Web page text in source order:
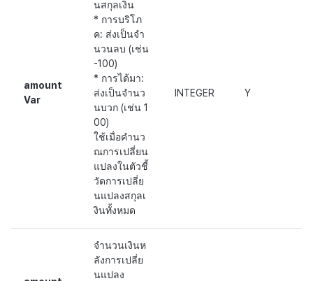
amount
Var
นสกุลเงิน
* การบริโภ
ค: ส่งเป็นจำ
นวนลบ (เช่น
-100)
* การได้มา:
ส่งเป็นจำนว
นบวก (เช่น 1
00)
ใช้เมื่อคำนว
ณการเปลี่ยน
แปลงในตัวชี้
วัดการเปลี่ย
นแปลงสกุลเ
งินทั้งหมด
INTEGER Y
จำนวนเงินห
ลังการเปลี่ย
นแปลง